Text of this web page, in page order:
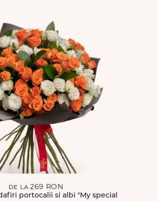
de la 269 RON
portocalii si albi "My special